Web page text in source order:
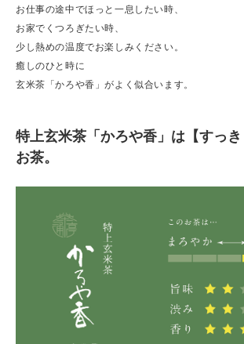
お仕事の途中でほっと一息したい時、
お家でくつろぎたい時、
少し熱めの温度でお楽しみください。
癒しのひと時に
玄米茶「かろや香」がよく似合います。
特上玄米茶「かろや香」は【すっき
お茶。